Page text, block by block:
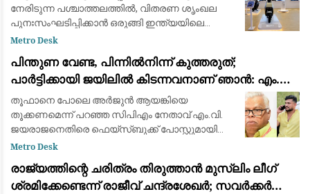
നേരിടുന്ന പശ്ചാത്തലത്തിൽ, വിതരണ ശൃംഖല
പുനഃസംഘടിപ്പിക്കാൻ ഒരുങ്ങി ഇന്ത്യയിലെ
മുൻനിര ഇലക്ട്രിക് ഇരുചക്ര വാഹന
ഇതുവരെ കമ്പ
Metro Desk
പിന്തുണ വേണ്ട, പിന്നിൽനിന്ന് കുത്തരുത്;
പാർട്ടിക്കായി ജയിലിൽ കിടന്നവനാണ് ഞാൻ: എം.വി.
ജയരാജന് മറുപടിയുമായി അർജുൻ ആയങ്കി
തൂഫാനെ പോലെ അര്‍ജുന്‍ ആയങ്കിയെ
തൂക്കണമെന്ന് പറഞ്ഞ സിപിഎം നേതാവ് എം.വി.
ജയരാജനെതിരെ ഫെയ്സ്ബുക്ക് പോസ്റ്റുമായി
അര്‍ജുന്‍ ആയങ്കി. തനിക്ക് അയിത്തം
താനീ പ്രസ്
Metro Desk
രാജ്യത്തിന്റെ ചരിത്രം തിരുത്താൻ മുസ്ലിം ലീഗ്
ശ്രമിക്കേണ്ടെന്ന് രാജീവ് ചന്ദ്രശേഖർ; സവർക്കർ